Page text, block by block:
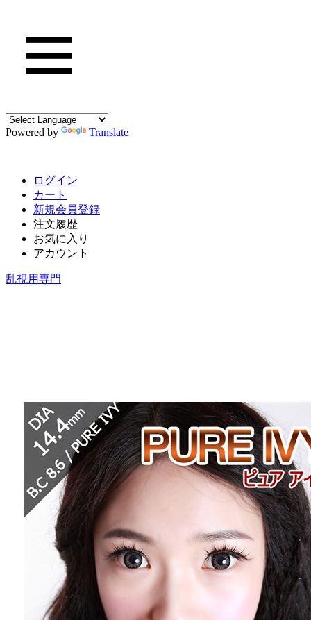
Powered by Translate
ログイン
カート
新規会員登録
注文履歴
お気に入り
アカウント
乱視用専門